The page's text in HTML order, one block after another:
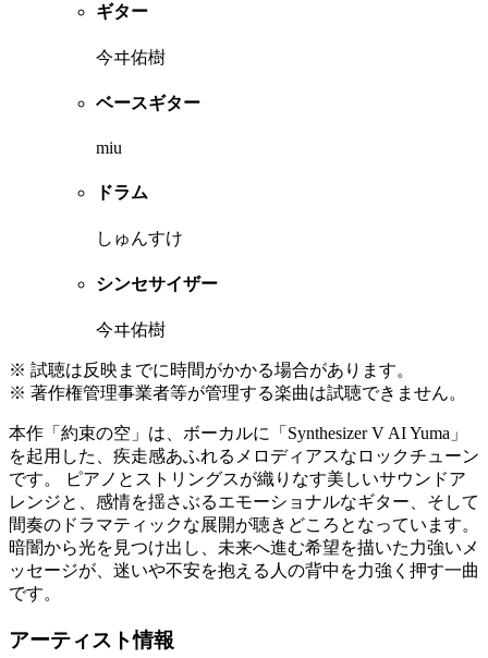
ギター
今ヰ佑樹
ベースギター
miu
ドラム
しゅんすけ
シンセサイザー
今ヰ佑樹
※ 試聴は反映までに時間がかかる場合があります。
※ 著作権管理事業者等が管理する楽曲は試聴できません。
本作「約束の空」は、ボーカルに「Synthesizer V AI Yuma」
を起用した、疾走感あふれるメロディアスなロックチューン
です。 ピアノとストリングスが織りなす美しいサウンドア
レンジと、感情を揺さぶるエモーショナルなギター、そして
間奏のドラマティックな展開が聴きどころとなっています。
暗闇から光を見つけ出し、未来へ進む希望を描いた力強いメ
ッセージが、迷いや不安を抱える人の背中を力強く押す一曲
です。
アーティスト情報